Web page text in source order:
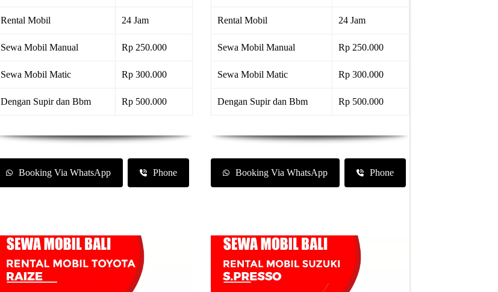
Rental Mobil 24 Jam
Sewa Mobil Manual Rp 250.000
Sewa Mobil Matic Rp 300.000
Dengan Supir dan Bbm Rp 500.000
Booking Via WhatsApp Phone
Rental Mobil 24 Jam
Sewa Mobil Manual Rp 250.000
Sewa Mobil Matic Rp 300.000
Dengan Supir dan Bbm Rp 500.000
Booking Via WhatsApp Phone